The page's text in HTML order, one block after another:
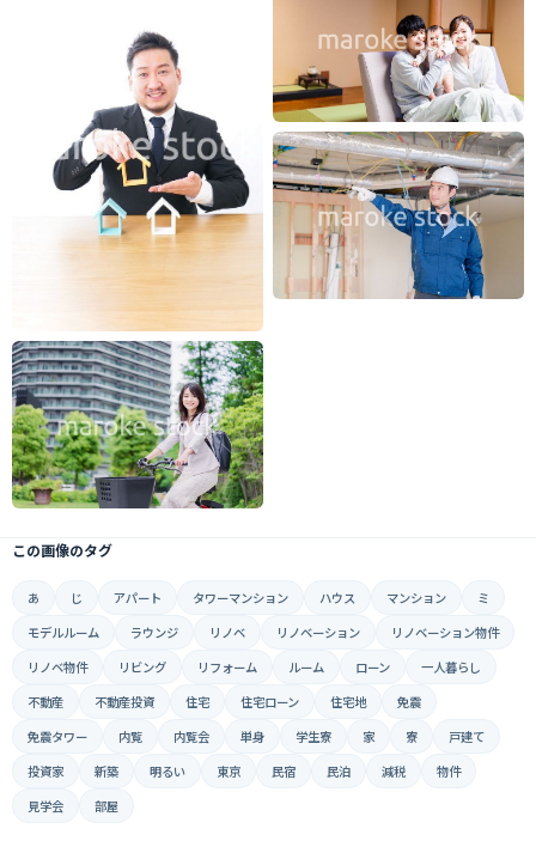
この画像のタグ
あ じ アパート タワーマンション ハウス マンション
ミ
モデルルーム
ラウンジ リノベ リノベーション
リノベーション物件
リノベ物件
リビング リフォーム ルーム ローン
一人暮らし
不動産
不動産投資 住宅 住宅ローン 住宅地
免震
免震タワー
内覧 内覧会 単身 学生寮 家 寮
戸建て
投資家
新築 明るい 東京 民宿 民泊 減税
物件
見学会
部屋